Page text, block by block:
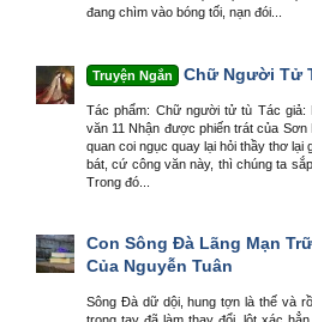
đang chìm vào bóng tối, nạn đói...
Truyện Ngắn Chữ Người Tử
Tác phẩm: Chữ người tử tù Tác giả:
văn 11 Nhận được phiến trát của
quan coi ngục quay lại hỏi thầy thơ lại
bát, cứ công văn này, thì chúng ta
Trong đó...
Con Sông Đà Lãng Mạn
Của Nguyễn Tuân
Sông Đà dữ dội, hung tợn là thế và